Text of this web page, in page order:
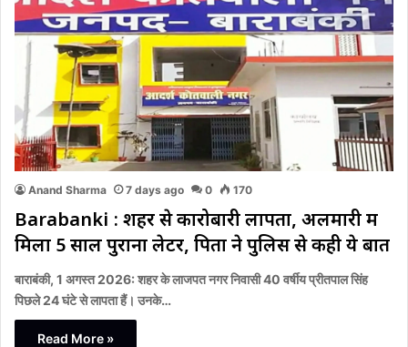
Anand Sharma 7 days ago 0 170
Barabanki : शहर से कारोबारी लापता, अलमारी में
मिला 5 साल पुराना लेटर, पिता ने पुलिस से कही ये बात
बाराबंकी, 1 अगस्त 2026: शहर के लाजपत नगर निवासी 40 वर्षीय प्रीतपाल सिंह
पिछले 24 घंटे से लापता हैं। उनके…
Read More »